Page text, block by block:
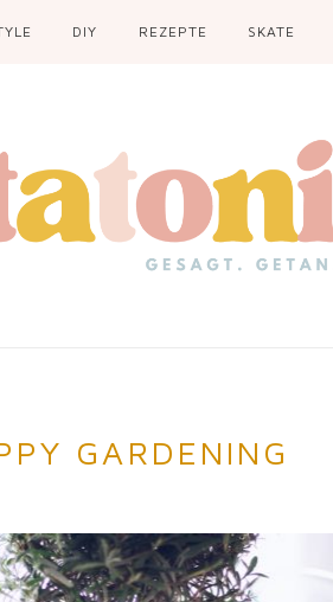
DIY REZEPTE SKATE
GARDENING